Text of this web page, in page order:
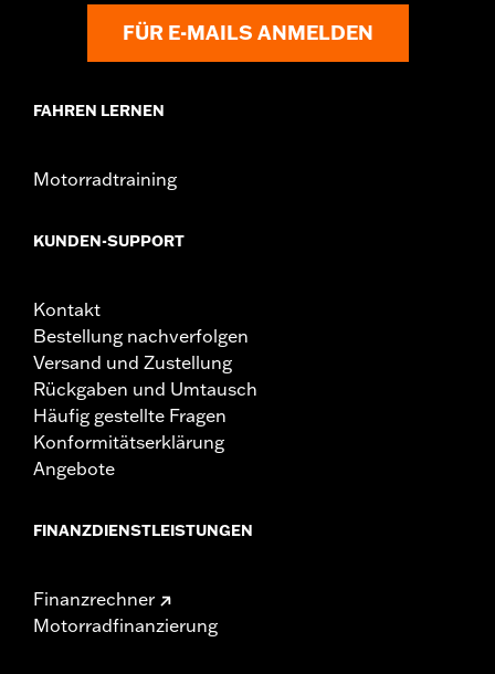
,,,,,,,,,,,,,,,,,,,,,,,,,,,,,,,,,,,,,,,,,,,,,,,,,,
FÜR E-MAILS ANMELDEN
FAHREN LERNEN
Motorradtraining
KUNDEN-SUPPORT
Kontakt
Bestellung nachverfolgen
Versand und Zustellung
Rückgaben und Umtausch
Häufig gestellte Fragen
Konformitätserklärung
Angebote
FINANZDIENSTLEISTUNGEN
Finanzrechner
Motorradfinanzierung